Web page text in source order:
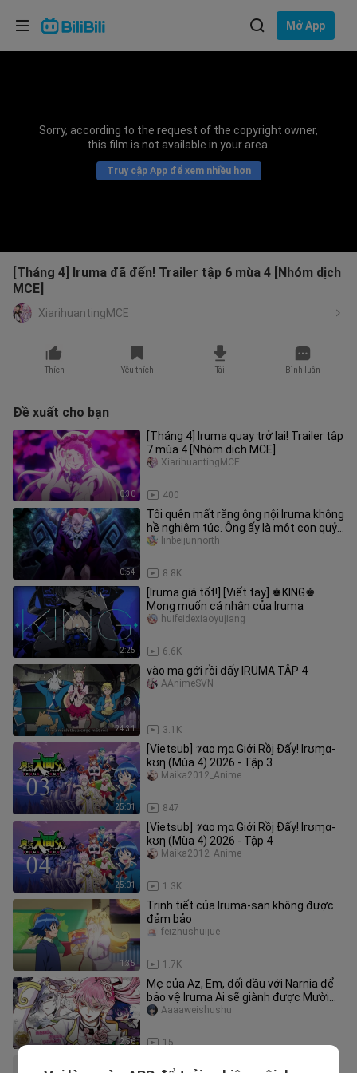
Mở App
Sorry, according to the request of the copyright owner,
this film is not available in your area.
Truy cập App để xem nhiều hơn
[Tháng 4] Iruma đã đến! Trailer tập 6 mùa 4 [Nhóm dịch
MCE]
XiarihuantingMCE
Thích Yêu thích Tải Bình luận
Đề xuất cho bạn
0:30
[Tháng 4] Iruma quay trở lại! Trailer tập
7 mùa 4 [Nhóm dịch MCE]
400
XiarihuantingMCE
0:54
Tôi quên mất rằng ông nội Iruma không
hề nghiêm túc. Ông ấy là một con quỷ
cấp 9.
8.8K
linbeijunnorth
2:25
[Iruma giá tốt!] [Viết tay] ♚KING♚
Mong muốn cá nhân của Iruma
6.6K
huifeidexiaoyujiang
24:31
vào ma gới rồi đấy IRUMA TẬP 4
3.1K
AAnimeSVN
25:01
[Vietsub] 𝒱αo ɱα Giới Rồj Đấy! Irʊɱα-
kʊƞ (Mùa 4) 2026 - Tập 3
847
Maika2012_Anime
25:01
[Vietsub] 𝒱αo ɱα Giới Rồj Đấy! Irʊɱα-
kʊƞ (Mùa 4) 2026 - Tập 4
1.3K
Maika2012_Anime
1:35
Trinh tiết của Iruma-san không được
đảm bảo
1.7K
feizhushuijue
2:56
Mẹ của Az, Em, đối đầu với Narnia để
bảo vệ Iruma Ai sẽ giành được Mười
Ba Vương miện tiếp theo? [Ir
15
Aaaaweishushu
Lựa chọn ngôn ngữ
Bahasa Indonesia